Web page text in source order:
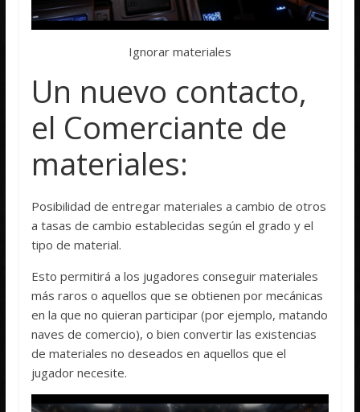
Ignorar materiales
Un nuevo contacto,
el Comerciante de
materiales:
Posibilidad de entregar materiales a cambio de otros
a tasas de cambio establecidas según el grado y el
tipo de material.
Esto permitirá a los jugadores conseguir materiales
más raros o aquellos que se obtienen por mecánicas
en la que no quieran participar (por ejemplo, matando
naves de comercio), o bien convertir las existencias
de materiales no deseados en aquellos que el
jugador necesite.